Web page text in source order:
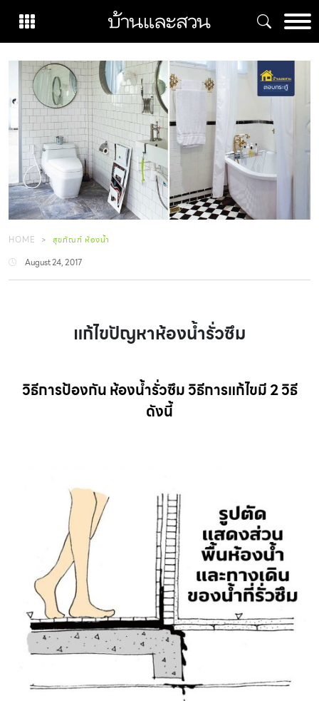
content
HOME
สุขภัณฑ์ ห้องน้ำ
August 24, 2017
แก้ไขปัญหาห้องน้ำรั่วซึม
วิธีการป้องกัน ห้องน้ำรั่วซึม วิธีการแก้ไขมี 2 วิธี
ดังนี้